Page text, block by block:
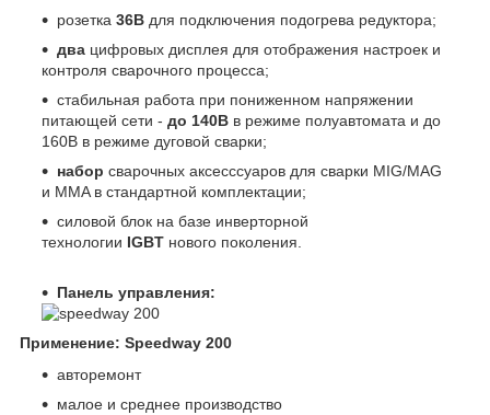
розетка 36В для подключения подогрева редуктора;
два цифровых дисплея для отображения настроек и
контроля сварочного процесса;
стабильная работа при пониженном напряжении
питающей сети - до 140В в режиме полуавтомата и до
160В в режиме дуговой сварки;
набор сварочных аксесссуаров для сварки MIG/MAG
и MMA в стандартной комплектации;
силовой блок на базе инверторной
технологии IGBT нового поколения.
Панель управления:
Применение: Speedway 200
авторемонт
малое и среднее производство